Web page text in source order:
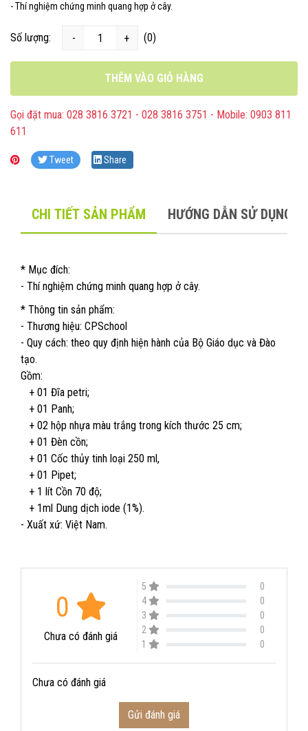
- Thí nghiệm chứng minh quang hợp ở cây.
Số lượng: - + (0)
THÊM VÀO GIỎ HÀNG
Gọi đặt mua: 028 3816 3721 - 028 3816 3751 - Mobile: 0903 811
611
Tweet Share
CHI TIẾT SẢN PHẨM HƯỚNG DẪN SỬ DỤNG
* Mục đích:
- Thí nghiệm chứng minh quang hợp ở cây.
* Thông tin sản phẩm:
- Thương hiệu: CPSchool
- Quy cách: theo quy định hiện hành của Bộ Giáo dục và Đào
tạo.
Gồm:
+ 01 Đĩa petri;
+ 01 Panh;
+ 02 hộp nhựa màu trắng trong kích thước 25 cm;
+ 01 Đèn cồn;
+ 01 Cốc thủy tinh loại 250 ml,
+ 01 Pipet;
+ 1 lít Cồn 70 độ;
+ 1ml Dung dịch iode (1%).
- Xuất xứ: Việt Nam.
0
Chưa có đánh giá
5
0
4
0
3
0
2
0
1
0
Chưa có đánh giá
Gửi đánh giá